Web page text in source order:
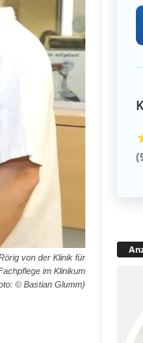
von der Klinik für
im Klinikum
© Bastian Glumm)